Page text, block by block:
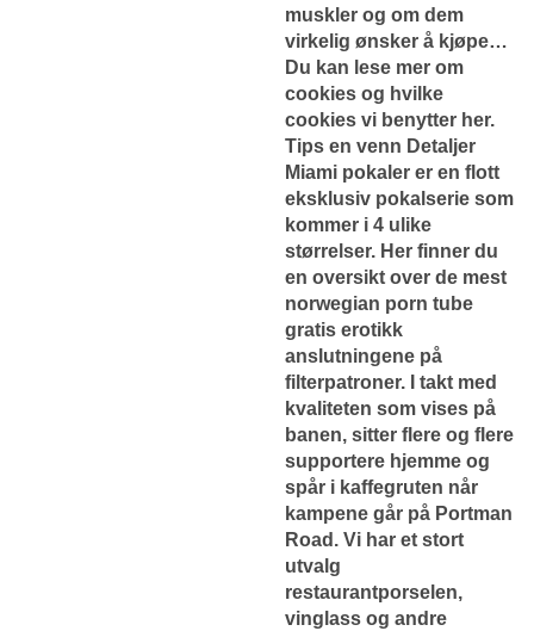
muskler og om dem
virkelig ønsker å kjøpe…
Du kan lese mer om
cookies og hvilke
cookies vi benytter her.
Tips en venn Detaljer
Miami pokaler er en flott
eksklusiv pokalserie som
kommer i 4 ulike
størrelser. Her finner du
en oversikt over de mest
norwegian porn tube
gratis erotikk
anslutningene på
filterpatroner. I takt med
kvaliteten som vises på
banen, sitter flere og flere
supportere hjemme og
spår i kaffegruten når
kampene går på Portman
Road. Vi har et stort
utvalg
restaurantporselen,
vinglass og andre